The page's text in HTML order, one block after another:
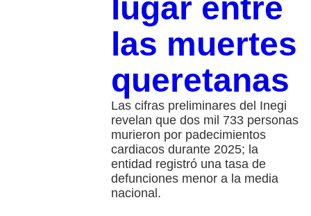
lugar entre
las muertes
queretanas
Las cifras preliminares del Inegi
revelan que dos mil 733 personas
murieron por padecimientos
cardiacos durante 2025; la
entidad registró una tasa de
defunciones menor a la media
nacional.